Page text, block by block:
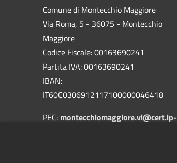
Comune di Montecchio Maggiore
Via Roma, 5 - 36075 - Montecchio
Maggiore
Codice Fiscale: 00163690241
Partita IVA: 00163690241
IBAN:
IT60C0306912117100000046418
PEC: montecchiomaggiore.vi@cert.ip-